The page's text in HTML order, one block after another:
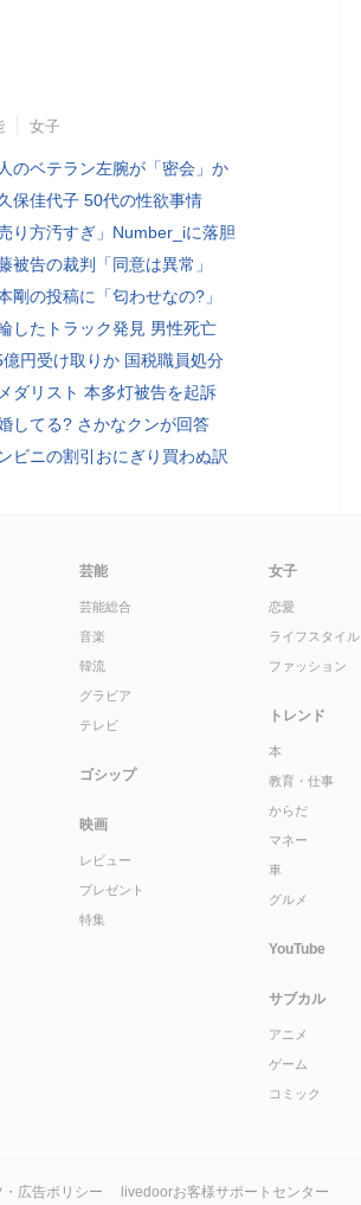
女子
のベテラン左腕が「密会」か
保佳代子 50代の性欲事情
売り方汚すぎ」Number_iに落胆
被告の裁判「同意は異常」
剛の投稿に「匂わせなの?」
したトラック発見 男性死亡
億円受け取りか 国税職員処分
ダリスト 本多灯被告を起訴
してる? さかなクンが回答
ビニの割引おにぎり買わぬ訳
芸能
芸能総合
音楽
韓流
グラビア
テレビ
ゴシップ
映画
レビュー
プレゼント
特集
女子
恋愛
ライフスタイル
ファッション
トレンド
本
教育・仕事
からだ
マネー
車
グルメ
YouTube
サブカル
アニメ
ゲーム
コミック
・広告ポリシー livedoorお客様サポートセンター